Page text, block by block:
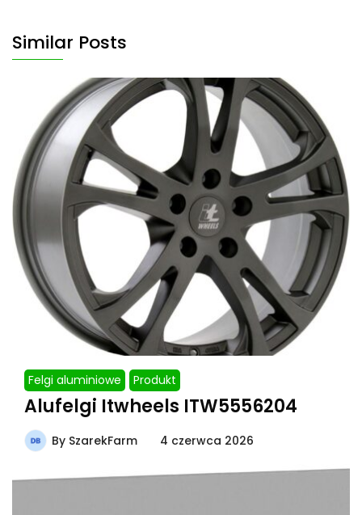
Similar Posts
Felgi aluminiowe Produkt
Alufelgi Itwheels ITW5556204
By SzarekFarm 4 czerwca 2026